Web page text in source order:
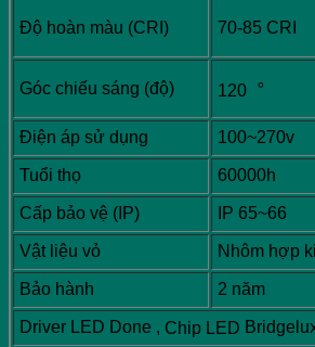
Độ hoàn màu (CRI) 70-85 CRI
Góc chiếu sáng (độ) 120︒
Điện áp sử dụng 100~270v
Tuổi thọ 60000h
Cấp bảo vệ (IP) IP 65~66
Vật liệu vỏ Nhôm hợp
Bảo hành 2 năm
Driver LED Done , Chip LED